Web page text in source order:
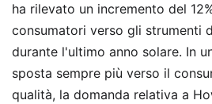
ha rilevato un incremento del
consumatori verso gli strumenti
durante l'ultimo anno solare. In
sposta sempre più verso il
qualità, la domanda relativa a